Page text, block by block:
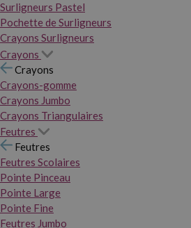
Surligneurs Pastel
Pochette de Surligneurs
Crayons Surligneurs
Crayons
Crayons
Crayons-gomme
Crayons Jumbo
Crayons Triangulaires
Feutres
Feutres
Feutres Scolaires
Pointe Pinceau
Pointe Large
Pointe Fine
Feutres Jumbo